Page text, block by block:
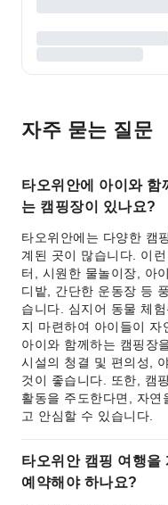
자주 묻는 질문
타오위안에 아이와 함
는 캠핑장이 있나요?
타오위안에는 다양한 캠
계된 곳이 많습니다. 이
터, 시원한 물놀이장, 아
디밭, 간단한 운동장 등
습니다. 심지어 동물 체
지 마련하여 아이들이 자
아이와 함께하는 캠핑장
시설의 청결 및 편의성,
것이 좋습니다. 또한, 캠
활동을 주도한다면, 자
고 안심할 수 있습니다.
타오위안 캠핑 여행을
예약해야 하나요?